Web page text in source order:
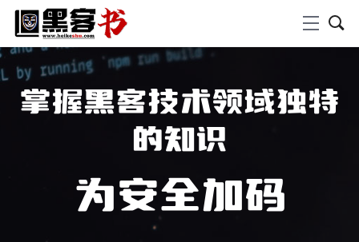
掌握黑客技术领域独特
的知识
为安全加码